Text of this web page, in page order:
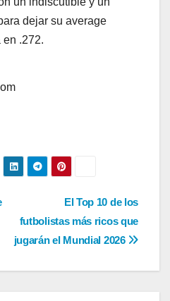
dejar su average
.272.
El Top 10 de los
futbolistas más ricos que
jugarán el Mundial 2026